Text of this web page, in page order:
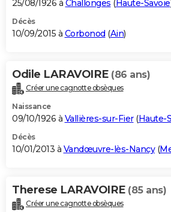
25/08/1926 à Challonges ( Haute-Savoie
Décès
10/09/2015 à Corbonod (Ain)
Odile LARAVOIRE (86 ans)
Créer une cagnotte obsèques
Naissance
09/10/1926 à Vallières-sur-Fier(Haute-
Décès
10/01/2013 à Vandœuvre-lès-Nancy(
Therese LARAVOIRE (85 ans)
Créer une cagnotte obsèques